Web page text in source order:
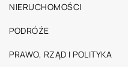
NIERUCHOMOŚCI
PODRÓŻE
PRAWO, RZĄD I POLITYKA